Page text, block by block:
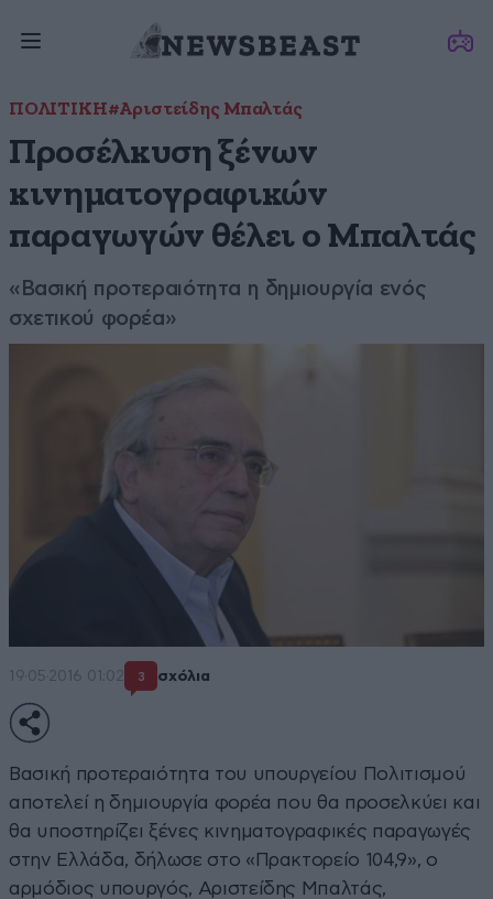
ΠΟΛΙΤΙΚΗ#Αριστείδης Μπαλτάς
Προσέλκυση ξένων
κινηματογραφικών
παραγωγών θέλει ο Μπαλτάς
«Βασική προτεραιότητα η δημιουργία ενός
σχετικού φορέα»
19·05·2016 01:02 3 σχόλια
Βασική προτεραιότητα του υπουργείου Πολιτισμού
αποτελεί η δημιουργία φορέα που θα προσελκύει και
θα υποστηρίζει ξένες κινηματογραφικές παραγωγές
στην Ελλάδα, δήλωσε στο «Πρακτορείο 104,9», ο
αρμόδιος υπουργός, Αριστείδης Μπαλτάς,